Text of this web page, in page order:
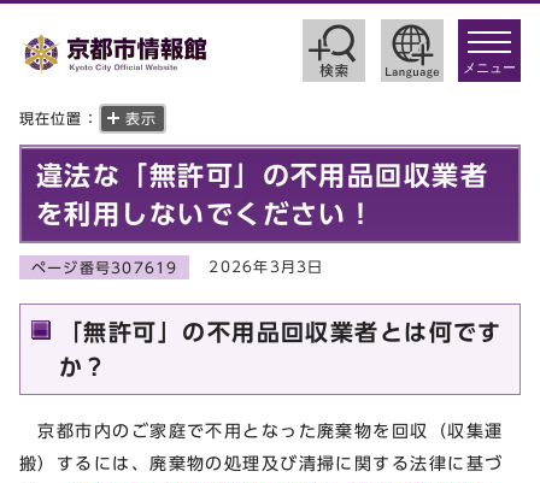
toggle
メニュー
現在位置： 表示
違法な「無許可」の不用品回収業者
を利用しないでください！
ページ番号307619 2026年3月3日
「無許可」の不用品回収業者とは何です
か？
京都市内のご家庭で不用となった廃棄物を回収（収集運
搬）するには、廃棄物の処理及び清掃に関する法律に基づ